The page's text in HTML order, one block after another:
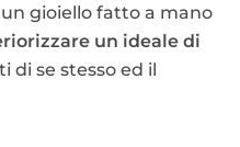
gioiello fatto a mano
un ideale di
di se stesso ed il